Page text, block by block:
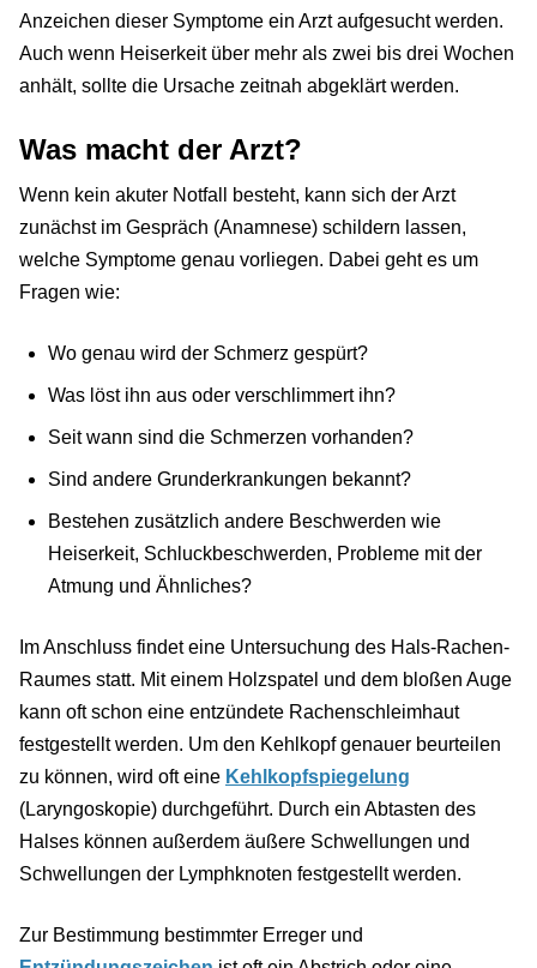
Anzeichen dieser Symptome ein Arzt aufgesucht werden.
Auch wenn Heiserkeit über mehr als zwei bis drei Wochen
anhält, sollte die Ursache zeitnah abgeklärt werden.
Was macht der Arzt?
Wenn kein akuter Notfall besteht, kann sich der Arzt
zunächst im Gespräch (Anamnese) schildern lassen,
welche Symptome genau vorliegen. Dabei geht es um
Fragen wie:
Wo genau wird der Schmerz gespürt?
Was löst ihn aus oder verschlimmert ihn?
Seit wann sind die Schmerzen vorhanden?
Sind andere Grunderkrankungen bekannt?
Bestehen zusätzlich andere Beschwerden wie
Heiserkeit, Schluckbeschwerden, Probleme mit der
Atmung und Ähnliches?
Im Anschluss findet eine Untersuchung des Hals-Rachen-
Raumes statt. Mit einem Holzspatel und dem bloßen Auge
kann oft schon eine entzündete Rachenschleimhaut
festgestellt werden. Um den Kehlkopf genauer beurteilen
zu können, wird oft eine Kehlkopfspiegelung
(Laryngoskopie) durchgeführt. Durch ein Abtasten des
Halses können außerdem äußere Schwellungen und
Schwellungen der Lymphknoten festgestellt werden.
Zur Bestimmung bestimmter Erreger und